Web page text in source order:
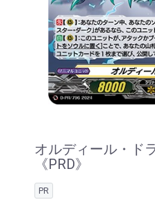
オルディール・ド
《PRD》
PR